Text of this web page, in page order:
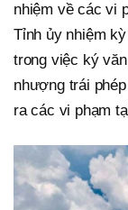
nhiệm về các vi
Tỉnh ủy nhiệm
trong việc ký
nhượng trái
ra các vi phạm